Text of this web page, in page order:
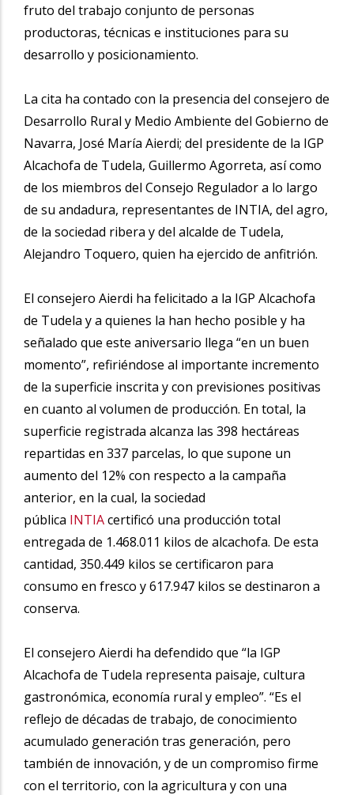
fruto del trabajo conjunto de personas
productoras, técnicas e instituciones para su
desarrollo y posicionamiento.
La cita ha contado con la presencia del consejero de
Desarrollo Rural y Medio Ambiente del Gobierno de
Navarra, José María Aierdi; del presidente de la IGP
Alcachofa de Tudela, Guillermo Agorreta, así como
de los miembros del Consejo Regulador a lo largo
de su andadura, representantes de INTIA, del agro,
de la sociedad ribera y del alcalde de Tudela,
Alejandro Toquero, quien ha ejercido de anfitrión.
El consejero Aierdi ha felicitado a la IGP Alcachofa
de Tudela y a quienes la han hecho posible y ha
señalado que este aniversario llega “en un buen
momento”, refiriéndose al importante incremento
de la superficie inscrita y con previsiones positivas
en cuanto al volumen de producción. En total, la
superficie registrada alcanza las 398 hectáreas
repartidas en 337 parcelas, lo que supone un
aumento del 12% con respecto a la campaña
anterior, en la cual, la sociedad
pública INTIAcertificó una producción total
entregada de 1.468.011 kilos de alcachofa. De esta
cantidad, 350.449 kilos se certificaron para
consumo en fresco y 617.947 kilos se destinaron a
conserva.
El consejero Aierdi ha defendido que “la IGP
Alcachofa de Tudela representa paisaje, cultura
gastronómica, economía rural y empleo”. “Es el
reflejo de décadas de trabajo, de conocimiento
acumulado generación tras generación, pero
también de innovación, y de un compromiso firme
con el territorio, con la agricultura y con una